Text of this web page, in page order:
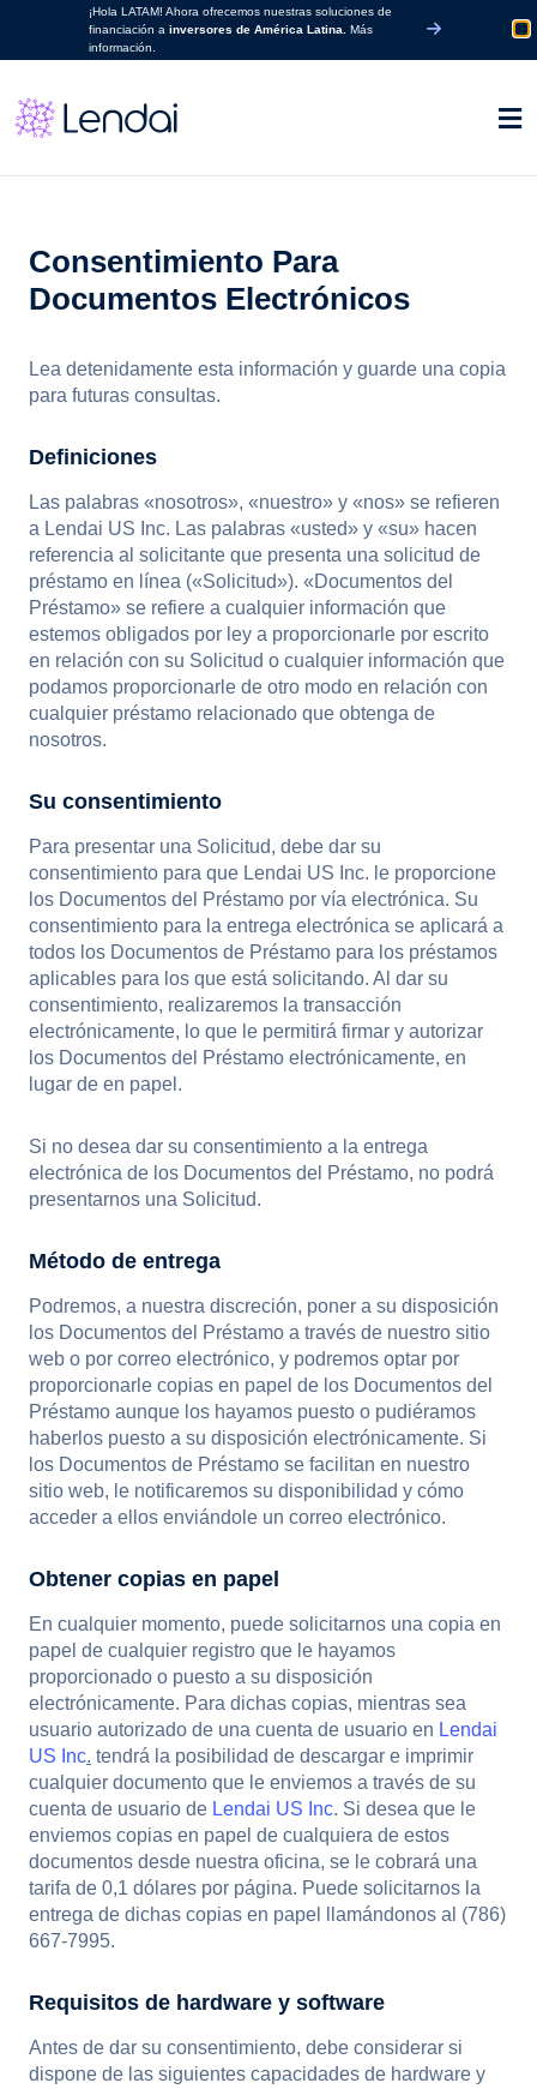
Consentimiento Para
Documentos Electrónicos
Lea detenidamente esta información y guarde una copia
para futuras consultas.
Definiciones
Las palabras «nosotros», «nuestro» y «nos» se refieren
a Lendai US Inc. Las palabras «usted» y «su» hacen
referencia al solicitante que presenta una solicitud de
préstamo en línea («Solicitud»). «Documentos del
Préstamo» se refiere a cualquier información que
estemos obligados por ley a proporcionarle por escrito
en relación con su Solicitud o cualquier información que
podamos proporcionarle de otro modo en relación con
cualquier préstamo relacionado que obtenga de
nosotros.
Su consentimiento
Para presentar una Solicitud, debe dar su
consentimiento para que Lendai US Inc. le proporcione
los Documentos del Préstamo por vía electrónica. Su
consentimiento para la entrega electrónica se aplicará a
todos los Documentos de Préstamo para los préstamos
aplicables para los que está solicitando. Al dar su
consentimiento, realizaremos la transacción
electrónicamente, lo que le permitirá firmar y autorizar
los Documentos del Préstamo electrónicamente, en
lugar de en papel.
Si no desea dar su consentimiento a la entrega
electrónica de los Documentos del Préstamo, no podrá
presentarnos una Solicitud.
Método de entrega
Podremos, a nuestra discreción, poner a su disposición
los Documentos del Préstamo a través de nuestro sitio
web o por correo electrónico, y podremos optar por
proporcionarle copias en papel de los Documentos del
Préstamo aunque los hayamos puesto o pudiéramos
haberlos puesto a su disposición electrónicamente. Si
los Documentos de Préstamo se facilitan en nuestro
sitio web, le notificaremos su disponibilidad y cómo
acceder a ellos enviándole un correo electrónico.
Obtener copias en papel
En cualquier momento, puede solicitarnos una copia en
papel de cualquier registro que le hayamos
proporcionado o puesto a su disposición
electrónicamente. Para dichas copias, mientras sea
usuario autorizado de una cuenta de usuario en Lendai
US Inc. tendrá la posibilidad de descargar e imprimir
cualquier documento que le enviemos a través de su
cuenta de usuario de Lendai US Inc. Si desea que le
enviemos copias en papel de cualquiera de estos
documentos desde nuestra oficina, se le cobrará una
tarifa de 0,1 dólares por página. Puede solicitarnos la
entrega de dichas copias en papel llamándonos al (786)
667-7995.
Requisitos de hardware y software
Antes de dar su consentimiento, debe considerar si
dispone de las siguientes capacidades de hardware y
¡Hola LATAM! Ahora ofrecemos nuestras soluciones de
financiación a inversores de América Latina.
Más
información.